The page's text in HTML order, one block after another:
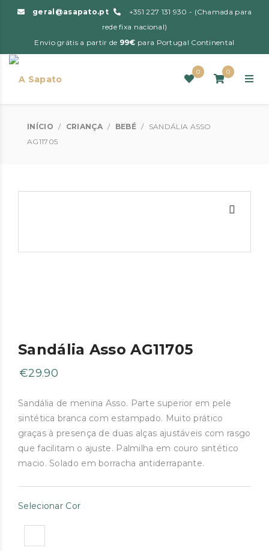
geral@asapato.pt
+351 227 131 930 - (Chamada para
rede fixa nacional)
Envio grátis a partir de 99€ para Portugal Continental
0 0
INÍCIO / CRIANÇA / BEBÉ /
SANDÁLIA ASSO
AG11705
Sandália Asso AG11705
€29.90
Sandália de menina Asso. Parte superior em pele
sintética branca com estampado. Muito prático
graças à presença de duas alças ajustáveis ​​com rasgo
que facilitam o ajuste. Palmilha em couro sintético
macio. Solado em borracha antiderrapante.
Selecionar Cor